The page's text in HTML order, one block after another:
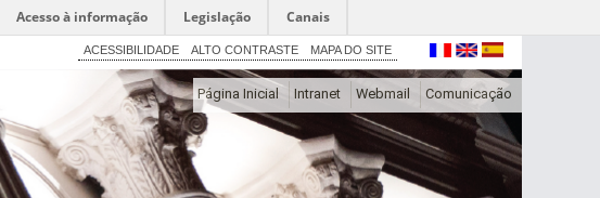
Acesso à informação Legislação Canais
ACESSIBILIDADE ALTO CONTRASTE MAPA DO SITE
Página Inicial Intranet Webmail Comunicação